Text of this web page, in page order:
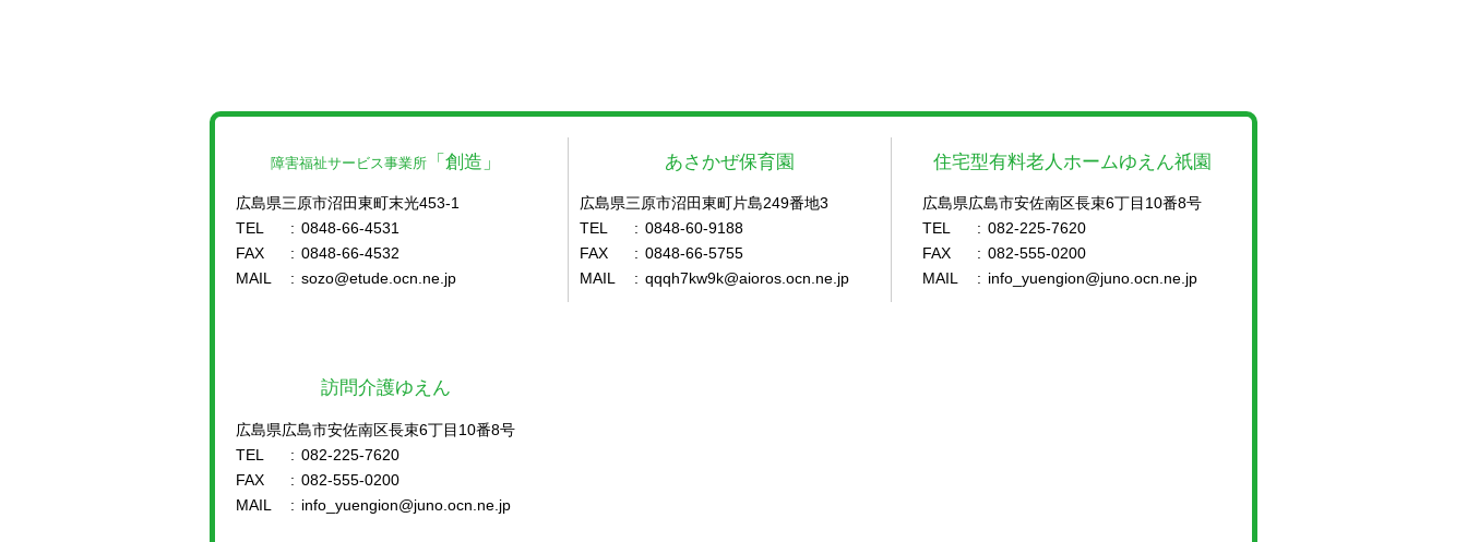
障害福祉サービス事業所 「創造」
広島県三原市沼田東町末光453-1
TEL
: 0848-66-4531
FAX
: 0848-66-4532
MAIL
: sozo@etude.ocn.ne.jp
あさかぜ保育園
広島県三原市沼田東町片島249番地3
TEL
: 0848-60-9188
FAX
: 0848-66-5755
MAIL
: qqqh7kw9k@aioros.ocn.ne.jp
住宅型有料老人ホームゆえん祇園
広島県広島市安佐南区長束6丁目10番8号
TEL
: 082-225-7620
FAX
: 082-555-0200
MAIL
: info_yuengion@juno.ocn.ne.jp
訪問介護ゆえん
広島県広島市安佐南区長束6丁目10番8号
TEL
: 082-225-7620
FAX
: 082-555-0200
MAIL
: info_yuengion@juno.ocn.ne.jp